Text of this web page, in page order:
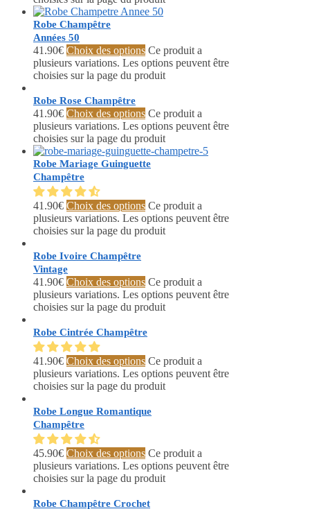
Robe Champêtre
Années 50
41.90€ Choix des options Ce produit a
plusieurs variations. Les options peuvent être
choisies sur la page du produit
Robe Rose Champêtre
41.90€ Choix des options Ce produit a
plusieurs variations. Les options peuvent être
choisies sur la page du produit
Robe Mariage Guinguette
Champêtre
41.90€ Choix des options Ce produit a
plusieurs variations. Les options peuvent être
choisies sur la page du produit
Robe Ivoire Champêtre
Vintage
41.90€ Choix des options Ce produit a
plusieurs variations. Les options peuvent être
choisies sur la page du produit
Robe Cintrée Champêtre
41.90€ Choix des options Ce produit a
plusieurs variations. Les options peuvent être
choisies sur la page du produit
Robe Longue Romantique
Champêtre
45.90€ Choix des options Ce produit a
plusieurs variations. Les options peuvent être
choisies sur la page du produit
Robe Champêtre Crochet